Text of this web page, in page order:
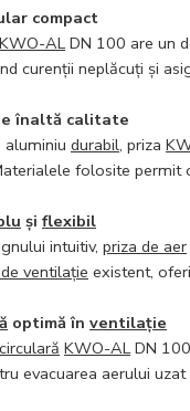
compact
KWO-ALDN 100 are un
curenții neplăcuți și
înaltă calitate
aluminiu durabil, priza
folosite permit
și flexibil
intuitiv, priza de aer
ventilație existent,
optimă în ventilație
KWO-ALDN
evacuarea aerului